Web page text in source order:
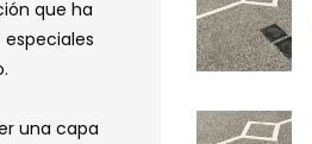
que ha
una capa